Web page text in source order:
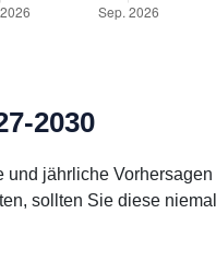
2030
jährliche
sollten Sie diese